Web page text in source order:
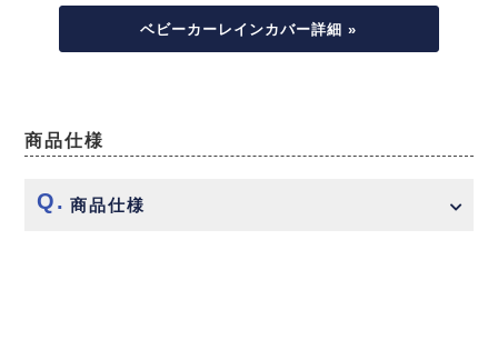
ベビーカーレインカバー詳細 »
商品仕様
商品仕様